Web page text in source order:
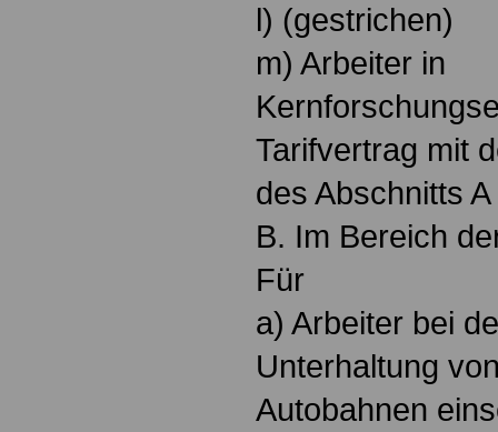
l) (gestrichen)
m) Arbeiter in
Tarifvertrag mit
des Abschnitts
B. Im Bereich
Für
a) Arbeiter bei
Unterhaltung
Autobahnen